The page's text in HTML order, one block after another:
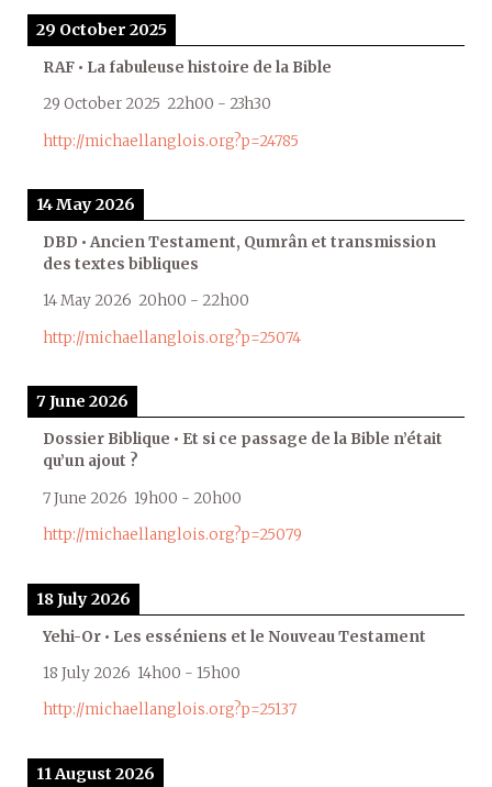
29 October 2025
RAF • La fabuleuse histoire de la Bible
29 October 2025 22h00 - 23h30
http://michaellanglois.org?p=24785
14 May 2026
DBD • Ancien Testament, Qumrân et transmission
des textes bibliques
14 May 2026 20h00 - 22h00
http://michaellanglois.org?p=25074
7 June 2026
Dossier Biblique • Et si ce passage de la Bible n’était
qu’un ajout ?
7 June 2026 19h00 - 20h00
http://michaellanglois.org?p=25079
18 July 2026
Yehi-Or • Les esséniens et le Nouveau Testament
18 July 2026 14h00 - 15h00
http://michaellanglois.org?p=25137
11 August 2026